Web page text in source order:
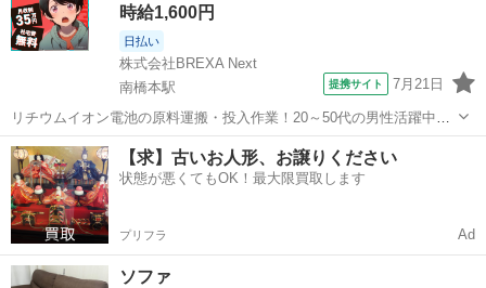
時給1,600円
日払い
株式会社BREXA Next
南橋本駅
提携サイト 7月21日
リチウムイオン電池の原料運搬・投入作業！20～50代の男性活躍中★
ワンルーム寮完備！赴任旅費会社負担！年間休日130日★フォークリフ
ト免許お持ちの方、活躍中！就業先食堂利用可★《神奈川県相模原
市》 人気の工場のお仕事 ◇電...
神奈川 相模原市 南橋本駅 その他
【求】古いお人形、お譲りください
状態が悪くてもOK！最大限買取します
プリフラ Ad
ソファ